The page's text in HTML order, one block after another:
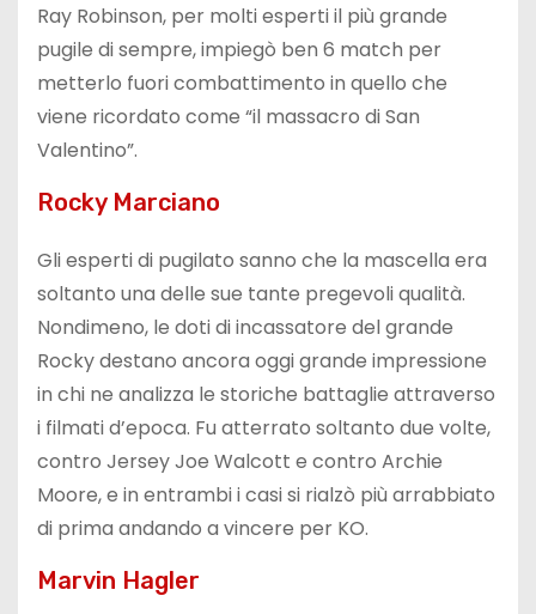
Ray Robinson, per molti esperti il più grande
pugile di sempre, impiegò ben 6 match per
metterlo fuori combattimento in quello che
viene ricordato come “il massacro di San
Valentino”.
Rocky Marciano
Gli esperti di pugilato sanno che la mascella era
soltanto una delle sue tante pregevoli qualità.
Nondimeno, le doti di incassatore del grande
Rocky destano ancora oggi grande impressione
in chi ne analizza le storiche battaglie attraverso
i filmati d’epoca. Fu atterrato soltanto due volte,
contro Jersey Joe Walcott e contro Archie
Moore, e in entrambi i casi si rialzò più arrabbiato
di prima andando a vincere per KO.
Marvin Hagler